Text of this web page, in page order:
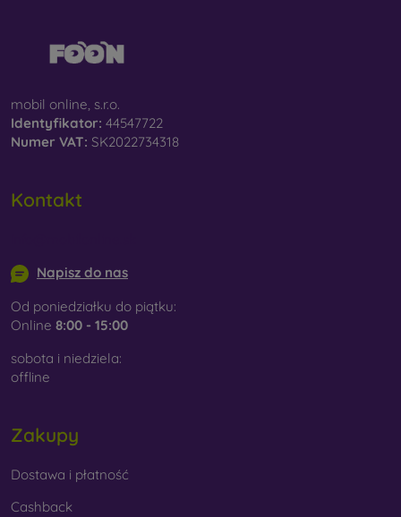
mobil online, s.r.o.
Identyfikator: 44547722
Numer VAT: SK2022734318
Kontakt
Napisz do nas
Od poniedziałku do piątku:
Online 8:00 - 15:00
sobota i niedziela:
offline
Zakupy
Dostawa i płatność
Cashback